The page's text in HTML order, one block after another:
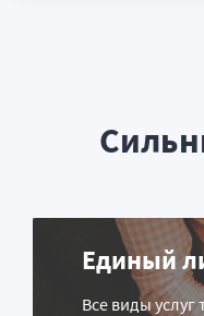
Единый
Все виды